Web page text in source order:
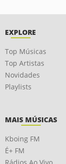
EXPLORE
Top Músicas
Top Artistas
Novidades
Playlists
MAIS MÚSICAS
Kboing FM
É+ FM
Rádios Ao Vivo